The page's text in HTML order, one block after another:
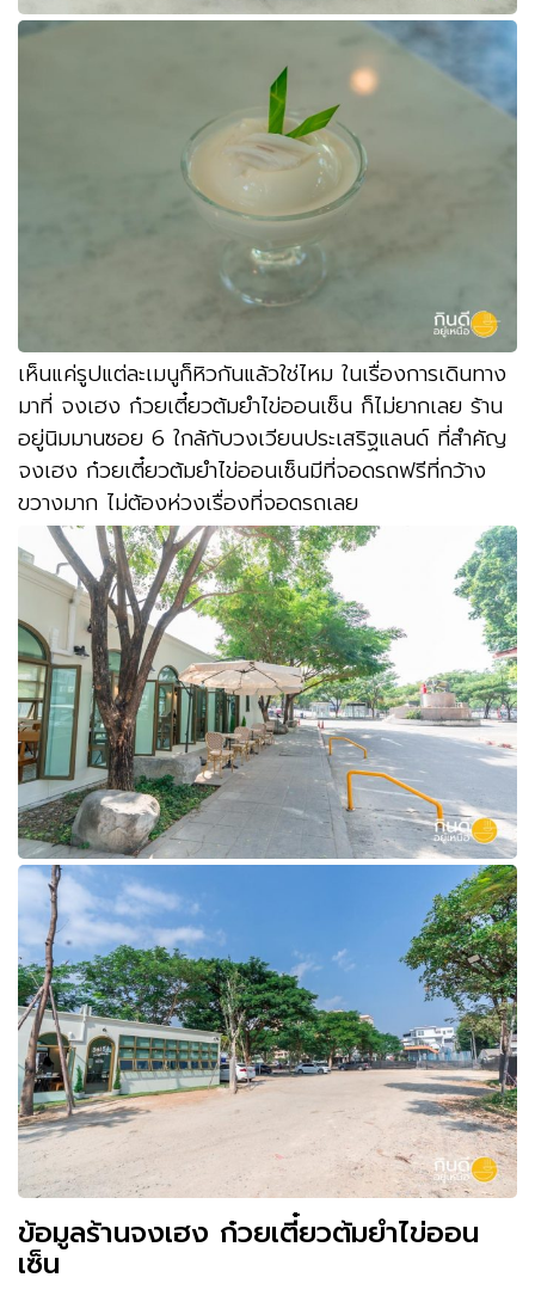
เห็นแค่รูปแต่ละเมนูก็หิวกันแล้วใช่ไหม ในเรื่องการเดินทาง
มาที่ จงเฮง ก๋วยเตี๋ยวต้มยำไข่ออนเซ็น ก็ไม่ยากเลย ร้าน
อยู่นิมมานซอย 6 ใกล้กับวงเวียนประเสริฐแลนด์ ที่สำคัญ
จงเฮง ก๋วยเตี๋ยวต้มยำไข่ออนเซ็นมีที่จอดรถฟรีที่กว้าง
ขวางมาก ไม่ต้องห่วงเรื่องที่จอดรถเลย
ข้อมูลร้านจงเฮง ก๋วยเตี๋ยวต้มยำไข่ออน
เซ็น